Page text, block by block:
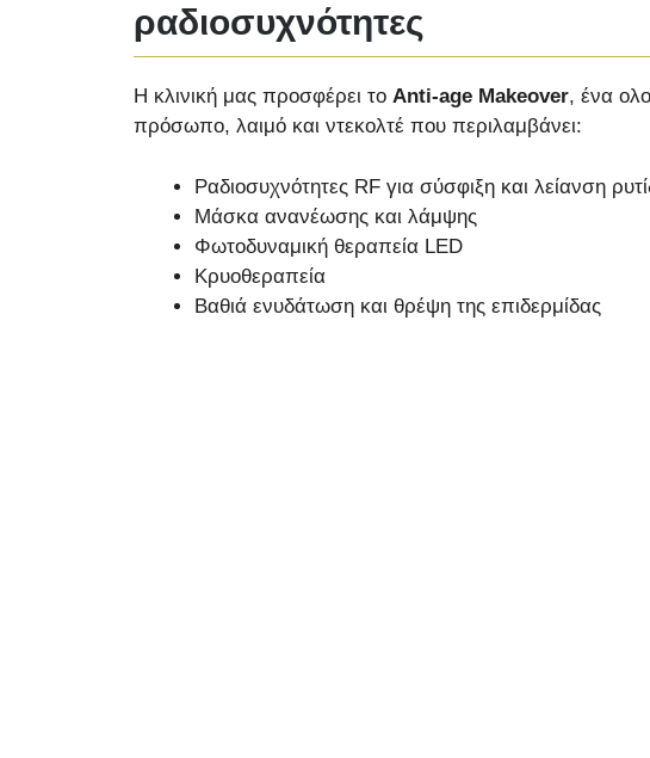
ραδιοσυχνότητες
Η κλινική μας προσφέρει το Anti-age Makeover, ένα
πρόσωπο, λαιμό και ντεκολτέ που περιλαμβάνει:
Ραδιοσυχνότητες RF για σύσφιξη και λείανση
Μάσκα ανανέωσης και λάμψης
Φωτοδυναμική θεραπεία LED
Κρυοθεραπεία
Βαθιά ενυδάτωση και θρέψη της επιδερμίδας